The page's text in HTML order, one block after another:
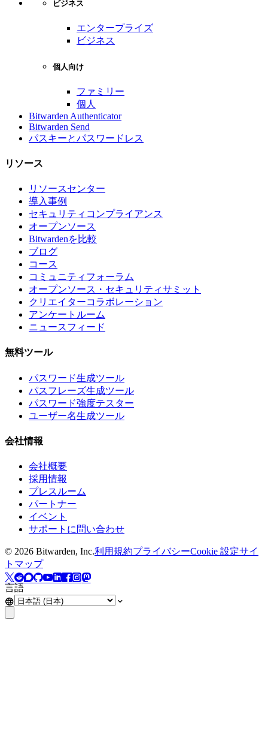
ビジネス
エンタープライズ
ビジネス
個人向け
ファミリー
個人
Bitwarden Authenticator
Bitwarden Send
パスキーとパスワードレス
リソース
リソースセンター
導入事例
セキュリティコンプライアンス
オープンソース
Bitwardenを比較
ブログ
コース
コミュニティフォーラム
オープンソース・セキュリティサミット
クリエイターコラボレーション
アンケートルーム
ニュースフィード
無料ツール
パスワード生成ツール
パスフレーズ生成ツール
パスワード強度テスター
ユーザー名生成ツール
会社情報
会社概要
採用情報
プレスルーム
パートナー
イベント
サポートに問い合わせ
© 2026 Bitwarden, Inc.利用規約プライバシーCookie 設定サイ
トマップ
言語